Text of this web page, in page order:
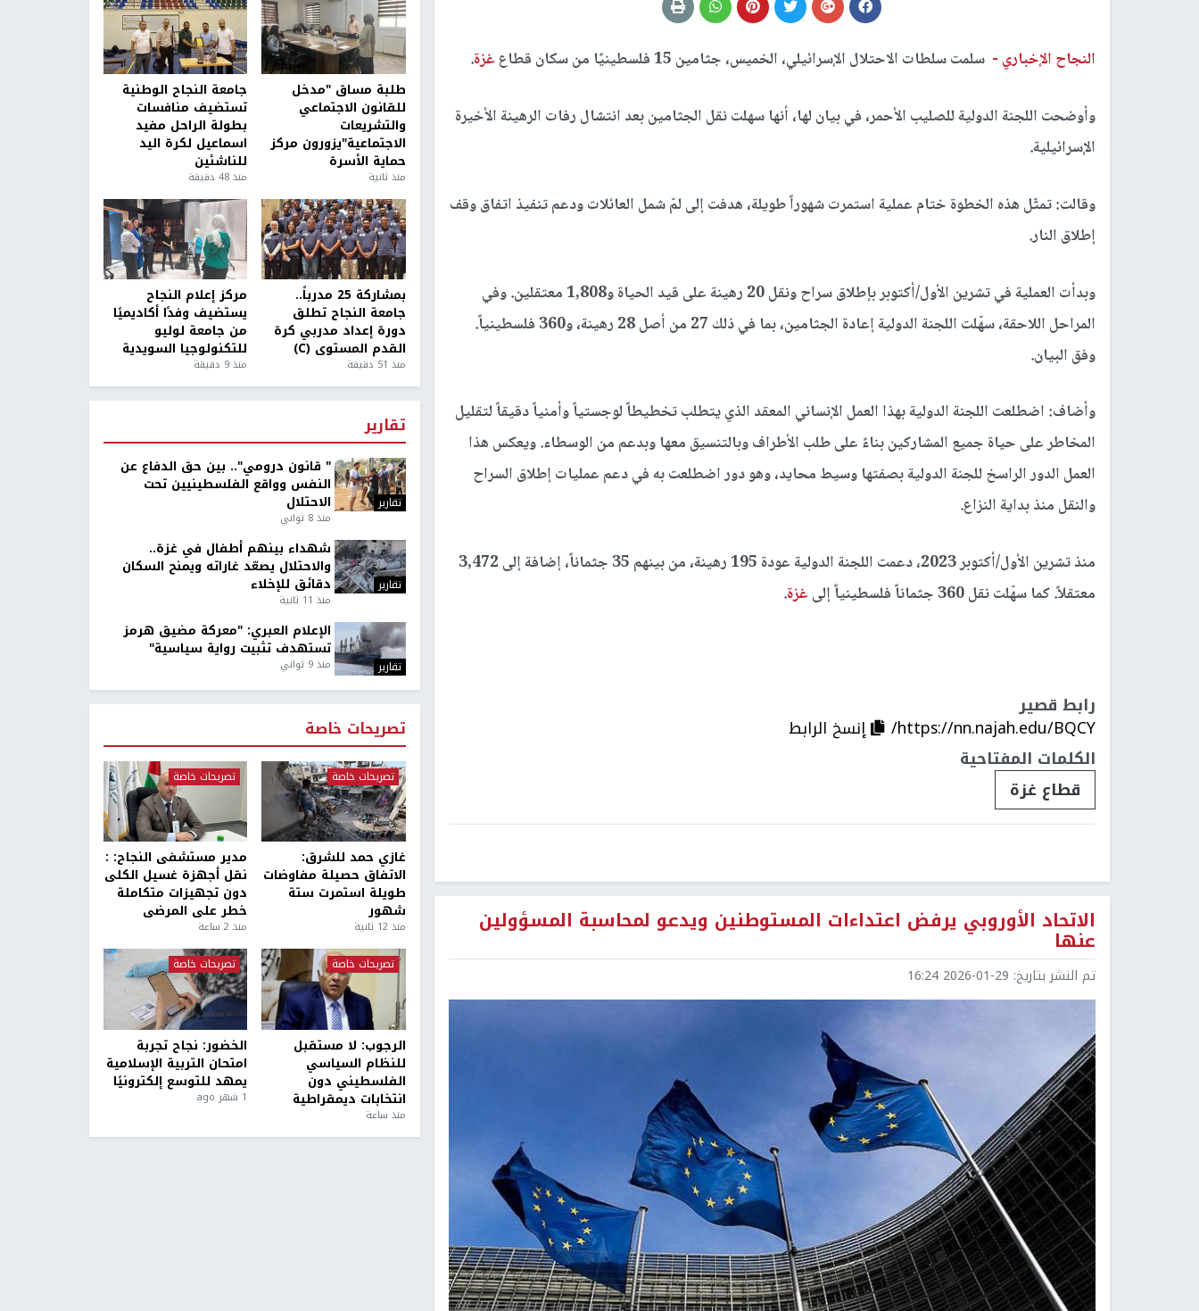
النجاح الإخباري - سلمت سلطات الاحتلال الإسرائيلي، الخميس، جثامين 15 فلسطينيًا من سكان قطاع غزة.
وأوضحت اللجنة الدولية للصليب الأحمر، في بيان لها، أنها سهلت نقل الجثامين بعد انتشال رفات الرهينة الأخيرة
الإسرائيلية.
وقالت: تمثّل هذه الخطوة ختام عملية استمرت شهوراً طويلة، هدفت إلى لمّ شمل العائلات ودعم تنفيذ اتفاق وقف
إطلاق النار.
وبدأت العملية في تشرين الأول/أكتوبر بإطلاق سراح ونقل 20 رهينة على قيد الحياة و1,808 معتقلين. وفي
المراحل اللاحقة، سهّلت اللجنة الدولية إعادة الجثامين، بما في ذلك 27 من أصل 28 رهينة، و360 فلسطينياً.
وفق البيان.
وأضاف: اضطلعت اللجنة الدولية بهذا العمل الإنساني المعقد الذي يتطلب تخطيطاً لوجستياً وأمنياً دقيقاً لتقليل
المخاطر على حياة جميع المشاركين بناءً على طلب الأطراف وبالتنسيق معها وبدعم من الوسطاء. ويعكس هذا
العمل الدور الراسخ للجنة الدولية بصفتها وسيط محايد، وهو دور اضطلعت به في دعم عمليات إطلاق السراح
والنقل منذ بداية النزاع.
منذ تشرين الأول/أكتوبر 2023، دعمت اللجنة الدولية عودة 195 رهينة، من بينهم 35 جثماناً، إضافة إلى 3,472
معتقلاً. كما سهّلت نقل 360 جثماناً فلسطينياً إلى
غزة.
رابط قصير
https://nn.najah.edu/BQCY/
إنسخ الرابط
الكلمات المفتاحية
قطاع غزة
الاتحاد الأوروبي يرفض اعتداءات المستوطنين ويدعو لمحاسبة المسؤولين
عنها
تم النشر بتاريخ: 2026-01-29 16:24
طلبة مساق "مدخل
للقانون الاجتماعي
والتشريعات
الاجتماعية"يزورون مركز
حماية الأسرة
منذ ثانية
جامعة النجاح الوطنية
تستضيف منافسات
بطولة الراحل مفيد
اسماعيل لكرة اليد
للناشئين
منذ 48 دقيقة
بمشاركة 25 مدرباً..
جامعة النجاح تطلق
دورة إعداد مدربي كرة
القدم المستوى (C)
منذ 51 دقيقة
مركز إعلام النجاح
يستضيف وفدًا أكاديميًا
من جامعة لوليو
للتكنولوجيا السويدية
منذ 9 دقيقة
تقارير
تقارير
" قانون درومي".. بين حق الدفاع عن
النفس وواقع الفلسطينيين تحت
الاحتلال
منذ 8 ثواني
تقارير
شهداء بينهم أطفال في غزة..
والاحتلال يصعّد غاراته ويمنح السكان
دقائق للإخلاء
منذ 11 ثانية
تقارير
الإعلام العبري: "معركة مضيق هرمز
تستهدف تثبيت رواية سياسية"
منذ 9 ثواني
تصريحات خاصة
تصريحات خاصة
غازي حمد للشرق:
الاتفاق حصيلة مفاوضات
طويلة استمرت ستة
شهور
منذ 12 ثانية
تصريحات خاصة
مدير مستشفى النجاح: :
نقل أجهزة غسيل الكلى
دون تجهيزات متكاملة
خطر على المرضى
منذ 2 ساعة
تصريحات خاصة
الرجوب: لا مستقبل
للنظام السياسي
الفلسطيني دون
انتخابات ديمقراطية
منذ ساعة
تصريحات خاصة
الخضور: نجاح تجربة
امتحان التربية الإسلامية
يمهد للتوسع إلكترونيًا
1 شهر ago